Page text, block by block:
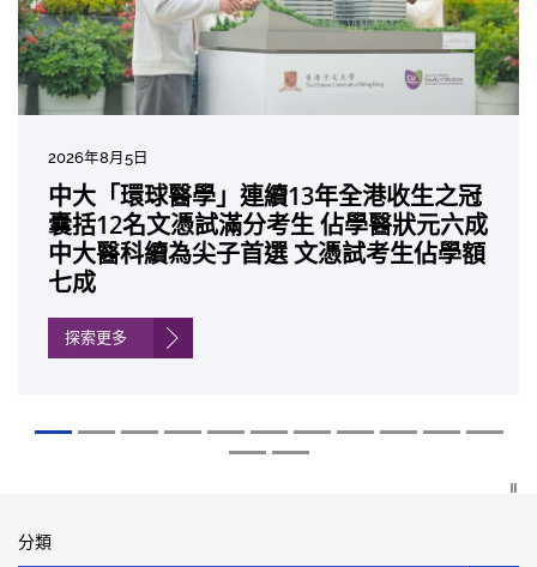
2026年8月5日
中大「環球醫學」連續13年全港收生之冠
囊括12名文憑試滿分考生 佔學醫狀元六成
中大醫科續為尖子首選 文憑試考生佔學額
七成
探索更多
2026年7月27日
中大成立嶄新 ITECH醫療科技評估平台 推
動健康經濟分析及價值醫療
探索更多
2026年7月10日
中大研發「AI-OCT」系統助測糖尿黃斑水
腫 假陽性轉介個案銳減六成 縮短患者輪
候診症時間
2026年7月10日
中大黃秀娟教授獲頒中國工程界最高榮譽
「光華工程科技獎」 成為今屆醫藥衞生領
域唯一香港學者
2026年7月7日
中大新設「香港中文大學鳳凰獎學金」嘉
許公開試狀元 鼓勵學醫狀元走出課堂放眼
世界 裝備21世紀妙手仁醫
2026年6月29日
中大全新一站式PGT-Plus方案 精準辨識
傳統檢測中複雜基因異常「盲點」 降低人
工受孕流產及異常妊娠風險
2026年6月22日
中大發現青光眼治療新靶點 小鼠實驗證實
可恢復七成視力 有助開創嶄新神經保護療
法
2026年6月17日
中大成功拆解肝癌免疫治療耐藥性機制 揭
一種免疫細胞具「除廢餵食」新功能助癌
細胞耐藥性
2026年6月10日
中大與多名全球專家共同牽頭跨國肺癌研
究 逾半晚期ALK陽性肺癌病人七年無惡化
因特定基因異常而引起的肺癌有望變成
「慢性病」 患者可與病共存
探索更多
2026年6月5日
中大教授陳重娥獲頒「清野裕傑出領袖
獎」 成為本港首名學者榮膺亞洲糖尿病教
研最高榮譽
2026年6月2日
中大匯聚逾200位區域專家 探討私人醫療
保險如何推動全民健康覆蓋
探索更多
2026年5月19日
中大張源津醫生成首位亞洲研究員 榮獲國
際泌尿科權威獎項John K. Lattimer 講座
獎
2026年5月14日
中大取得「從實驗室到臨床應用」研究突
破 初步證實GLP-1藥物可改善嚴重中風康
復情況
分類